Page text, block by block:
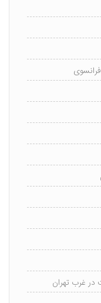
غرب تهران